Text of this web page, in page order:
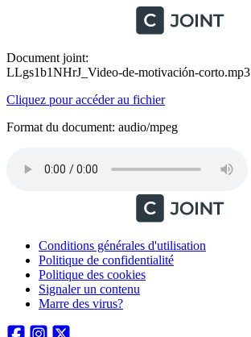
Document joint:
LLgs1b1NHrJ_Video-de-motivación-corto.mp3
Cliquez pour accéder au fichier
Format du document: audio/mpeg
Conditions générales d'utilisation
Politique de confidentialité
Politique des cookies
Signaler un contenu
Marre des virus?